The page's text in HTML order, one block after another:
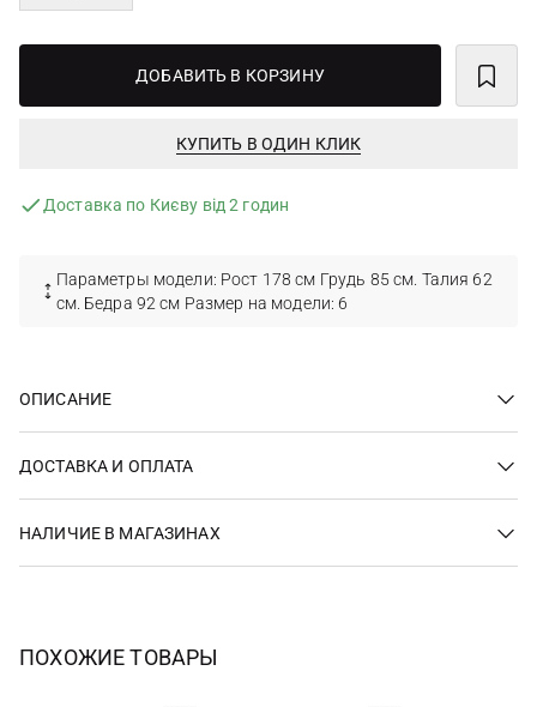
ДОБАВИТЬ В КОРЗИНУ
КУПИТЬ В ОДИН КЛИК
Доставка по Києву від 2 годин
Параметры модели: Рост 178 см Грудь 85 см. Талия 62
см. Бедра 92 см Размер на модели: 6
ОПИСАНИЕ
ДОСТАВКА И ОПЛАТА
НАЛИЧИЕ В МАГАЗИНАХ
ПОХОЖИЕ ТОВАРЫ